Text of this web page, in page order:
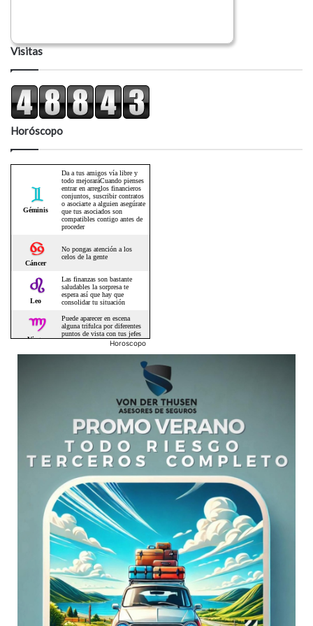
Visitas
Horóscopo
Horoscopo